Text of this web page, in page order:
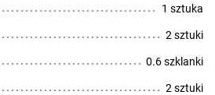
1 sztuka
2 sztuki
0.6 szklanki
2 sztuki